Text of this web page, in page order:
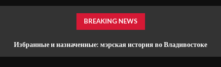
BREAKING NEWS
Избранные и назначенные: мэрская история во Владивостоке